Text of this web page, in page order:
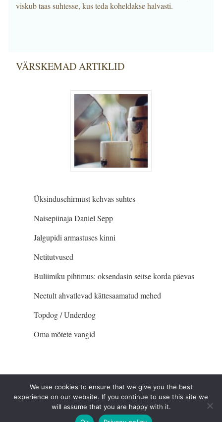
viskub taas suhtesse, kus teda koheldakse halvasti.
VÄRSKEMAD ARTIKLID
Üksindusehirmust kehvas suhtes
Naisepiinaja Daniel Sepp
Jalgupidi armastuses kinni
Netitutvused
Buliimiku pihtimus: oksendasin seitse korda päevas
Neetult ahvatlevad kättesaamatud mehed
Topdog / Underdog
Oma mõtete vangid
© Siin ja Praegu 2018
We use cookies to ensure that we give you the best
experience on our website. If you continue to use this site we
will assume that you are happy with it.